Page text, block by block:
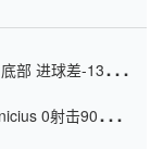
部 进球差-13令人
0射击90分钟